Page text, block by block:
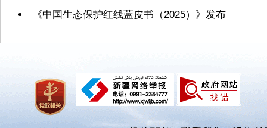
《中国生态保护红线蓝皮书（2025）》发布